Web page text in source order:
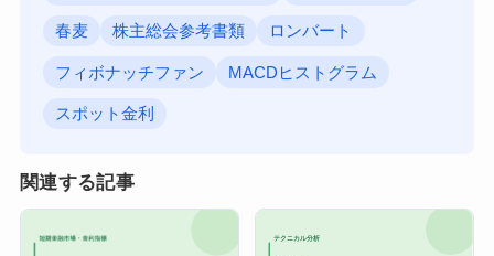
春麦 株主総会参考書類 ロンバート
フィボナッチファン MACDヒストグラム
スポット金利
関連する記事